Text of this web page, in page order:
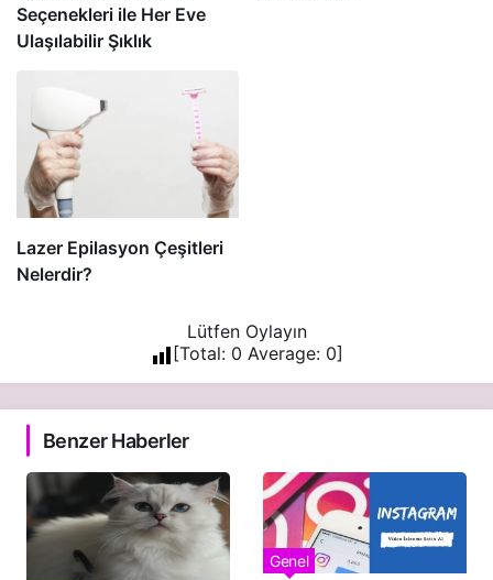
Seçenekleri ile Her Eve
Ulaşılabilir Şıklık
Lazer Epilasyon Çeşitleri
Nelerdir?
Lütfen Oylayın
[Total: 0 Average: 0]
Benzer Haberler
Genel